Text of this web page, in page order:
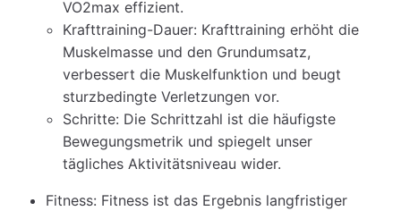
VO2max effizient.
Krafttraining-Dauer: Krafttraining erhöht die
Muskelmasse und den Grundumsatz,
verbessert die Muskelfunktion und beugt
sturzbedingte Verletzungen vor.
Schritte: Die Schrittzahl ist die häufigste
Bewegungsmetrik und spiegelt unser
tägliches Aktivitätsniveau wider.
Fitness: Fitness ist das Ergebnis langfristiger